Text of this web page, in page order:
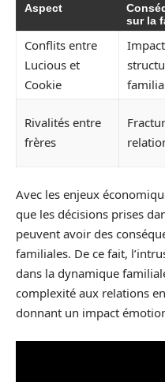
Aspect
sur la
Conflits entre
Lucious et
Cookie
Rivalités entre
frères
Avec les enjeux
que les décisions prises
peuvent avoir des
familiales. De ce fait,
dans la dynamique
complexité aux relations
donnant un impact